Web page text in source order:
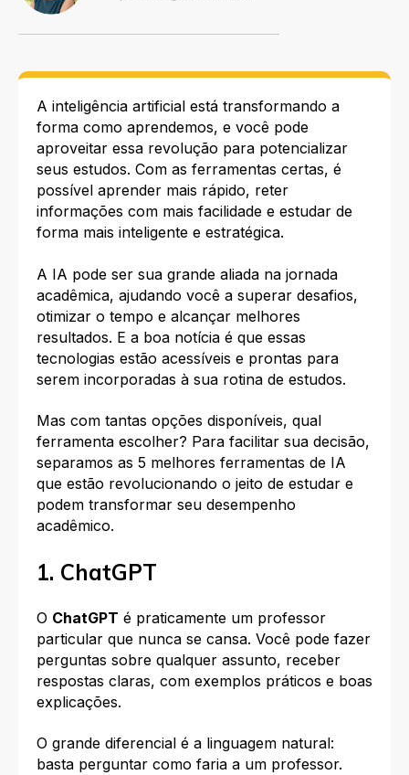
A inteligência artificial está transformando a
forma como aprendemos, e você pode
aproveitar essa revolução para potencializar
seus estudos. Com as ferramentas certas, é
possível aprender mais rápido, reter
informações com mais facilidade e estudar de
forma mais inteligente e estratégica.​
A IA pode ser sua grande aliada na jornada
acadêmica, ajudando você a superar desafios,
otimizar o tempo e alcançar melhores
resultados. E a boa notícia é que essas
tecnologias estão acessíveis e prontas para
serem incorporadas à sua rotina de estudos.​
Mas com tantas opções disponíveis, qual
ferramenta escolher? Para facilitar sua decisão,
separamos as 5 melhores ferramentas de IA
que estão revolucionando o jeito de estudar e
podem transformar seu desempenho
acadêmico.​
1. ChatGPT
O ChatGPT é praticamente um professor
particular que nunca se cansa. Você pode fazer
perguntas sobre qualquer assunto, receber
respostas claras, com exemplos práticos e boas
explicações.​
O grande diferencial é a linguagem natural:
basta perguntar como faria a um professor.